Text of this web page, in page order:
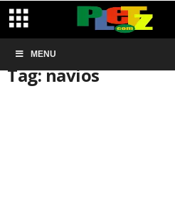
MENU
Início Tags
Tag: navios